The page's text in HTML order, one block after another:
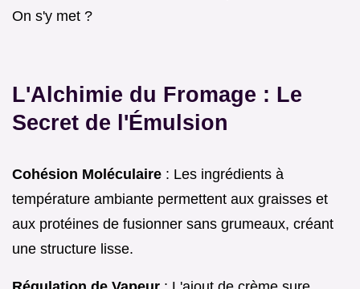
On s'y met ?
L'Alchimie du Fromage : Le
Secret de l'Émulsion
Cohésion Moléculaire : Les ingrédients à
température ambiante permettent aux graisses et
aux protéines de fusionner sans grumeaux, créant
une structure lisse.